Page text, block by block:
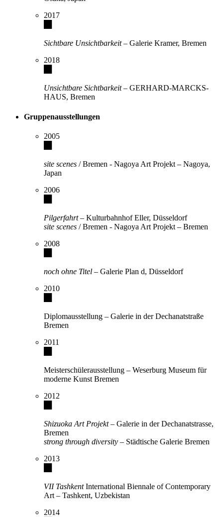
2017
Sichtbare Unsichtbarkeit– Galerie Kramer, Bremen
2018
Unsichtbare Sichtbarkeit– GERHARD-MARCKS-
HAUS, Bremen
Gruppenausstellungen
2005
site scenes / Bremen - Nagoya Art Projekt – Nagoya,
Japan
2006
Pilgerfahrt– Kulturbahnhof Eller, Düsseldorf
site scenes / Bremen - Nagoya Art Projekt – Bremen
2008
noch ohne Titel – Galerie Plan d, Düsseldorf
2010
Diplomausstellung – Galerie in der Dechanatstraße
Bremen
2011
Meisterschülerausstellung – Weserburg Museum für
moderne Kunst Bremen
2012
Shizuoka Art Projekt– Galerie in der Dechanatstrasse,
Bremen
strong through diversity – Städtische Galerie Bremen
2013
VII TashkentInternational Biennale of Contemporary
Art – Tashkent, Uzbekistan
2014